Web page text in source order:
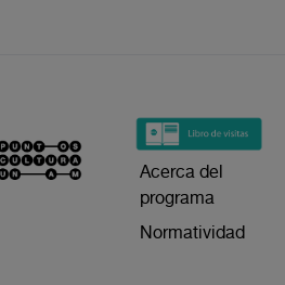
Acerca del
programa
Normatividad